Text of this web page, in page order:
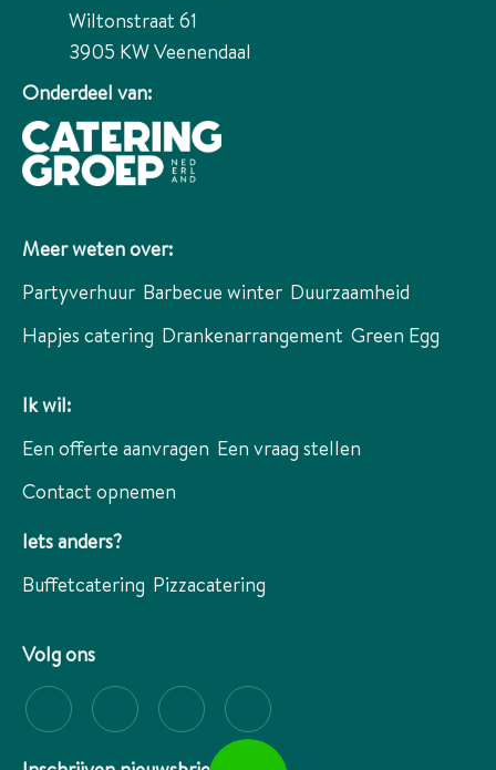
Wiltonstraat 61
3905 KWVeenendaal
Onderdeel van:
Meer weten over:
Partyverhuur Barbecue winter Duurzaamheid
Hapjes catering Drankenarrangement Green Egg
Ik wil:
Een offerte aanvragen Een vraag stellen
Contact opnemen
Iets anders?
Buffetcatering Pizzacatering
Volg ons